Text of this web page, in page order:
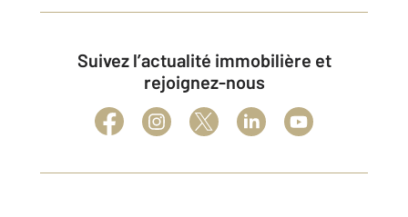
Suivez l’actualité immobilière et
rejoignez-nous